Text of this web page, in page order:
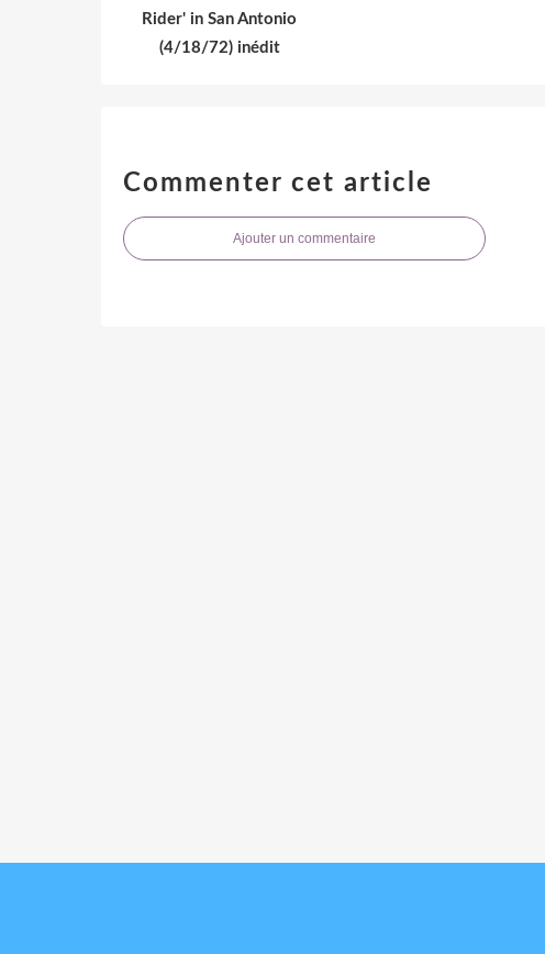
Rider' in San Antonio
(4/18/72) inédit
Commenter cet article
Ajouter un commentaire